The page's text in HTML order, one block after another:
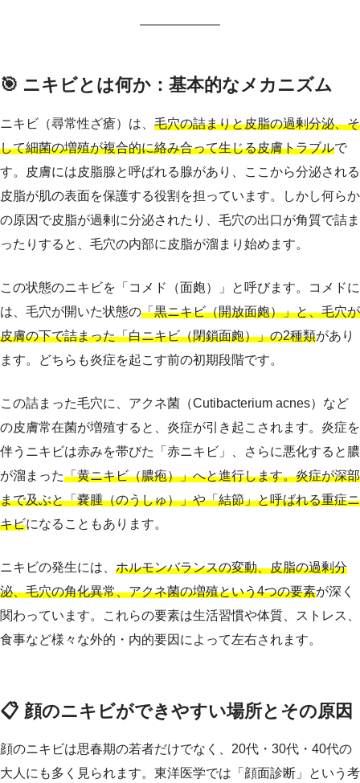
🎯 ニキビとは何か：基本的なメカニズム
ニキビ（尋常性ざ瘡）は、 毛穴の詰まりと皮脂の過剰分泌、そ
して細菌の増殖が複合的に絡み合って生じる皮膚トラブルで
す。皮膚には皮脂腺と呼ばれる腺があり、ここから分泌される
皮脂が肌の表面を保護する役割を担っています。しかし何らか
の原因で皮脂が過剰に分泌されたり、毛穴の出口が角質で詰ま
ったりすると、毛穴の内部に皮脂が溜まり始めます。
この状態のニキビを「コメド（面皰）」と呼びます。コメドに
は、毛穴が開いた状態の「黒ニキビ（開放面皰）」と、毛穴が
皮膚の下で詰まった「白ニキビ（閉鎖面皰）」の2種類があり
ます。どちらも炎症を起こす前の初期段階です。
この詰まった毛穴に、アクネ菌（Cutibacterium acnes）など
の皮膚常在菌が増殖すると、炎症が引き起こされます。炎症を
伴うニキビは赤みを帯びた「赤ニキビ」、さらに悪化すると膿
が溜まった「黄ニキビ（膿疱）」へと進行します。炎症が深部
まで及ぶと「嚢腫（のうしゅ）」や「結節」と呼ばれる重症ニ
キビになることもあります。
ニキビの発生には、 ホルモンバランスの変動、皮脂の過剰分
泌、毛穴の角化異常、アクネ菌の増殖という4つの要素が深く
関わっています。これらの要素は生活習慣や体質、ストレス、
食事など様々な外的・内的要因によって左右されます。
📋 顔のニキビができやすい場所とその原因
顔のニキビは思春期の若者だけでなく、20代・30代・40代の
大人にも多く見られます。東洋医学では「顔面診断」という考